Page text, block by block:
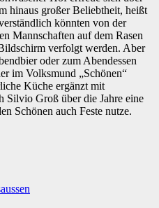
hinaus großer Beliebtheit, heißt
könnten von der
Mannschaften auf dem Rasen
verfolgt werden. Aber
oder zum Abendessen
im Volksmund „Schönen“
Küche ergänzt mit
Silvio Groß über die Jahre eine
Schönen auch Feste nutze.